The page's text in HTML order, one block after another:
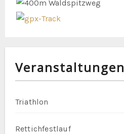
Veranstaltungen
Triathlon
Rettichfestlauf